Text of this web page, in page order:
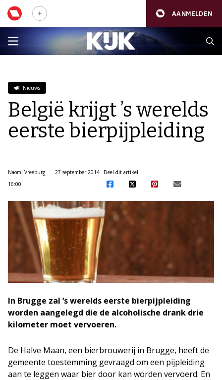
AANMELDEN
Nieuws
België krijgt ’s werelds
eerste bierpijpleiding
Naomi Vreeburg
27 september 2014
16:00
Deel dit artikel:
In Brugge zal ‘s werelds eerste bierpijpleiding
worden aangelegd die de alcoholische drank drie
kilometer moet vervoeren.
De Halve Maan, een bierbrouwerij in Brugge, heeft de
gemeente toestemming gevraagd om een pijpleiding
aan te leggen waar bier door kan worden vervoerd. En